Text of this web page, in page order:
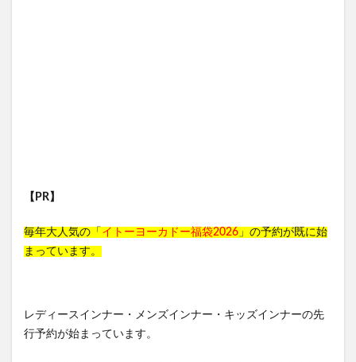
【PR】
毎年大人気の「 イトーヨーカドー福袋2026 」の予約が既に始
まっています。
レディースインナー・メンズインナー・キッズインナーの先
行予約が始まっています。